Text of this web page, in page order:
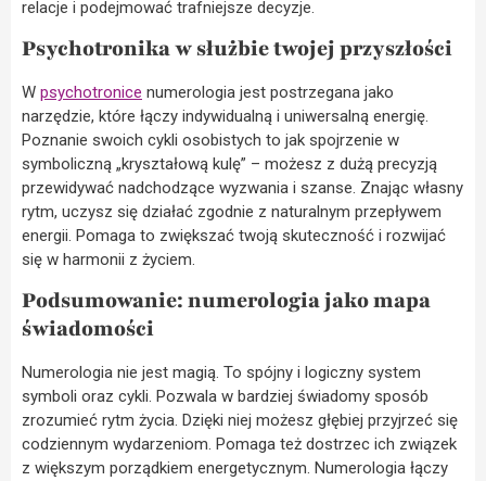
relacje i podejmować trafniejsze decyzje.
Psychotronika w służbie twojej przyszłości
W psychotronice numerologia jest postrzegana jako
narzędzie, które łączy indywidualną i uniwersalną energię.
Poznanie swoich cykli osobistych to jak spojrzenie w
symboliczną „kryształową kulę” – możesz z dużą precyzją
przewidywać nadchodzące wyzwania i szanse. Znając własny
rytm, uczysz się działać zgodnie z naturalnym przepływem
energii. Pomaga to zwiększać twoją skuteczność i rozwijać
się w harmonii z życiem.
Podsumowanie: numerologia jako mapa
świadomości
Numerologia nie jest magią. To spójny i logiczny system
symboli oraz cykli. Pozwala w bardziej świadomy sposób
zrozumieć rytm życia. Dzięki niej możesz głębiej przyjrzeć się
codziennym wydarzeniom. Pomaga też dostrzec ich związek
z większym porządkiem energetycznym. Numerologia łączy